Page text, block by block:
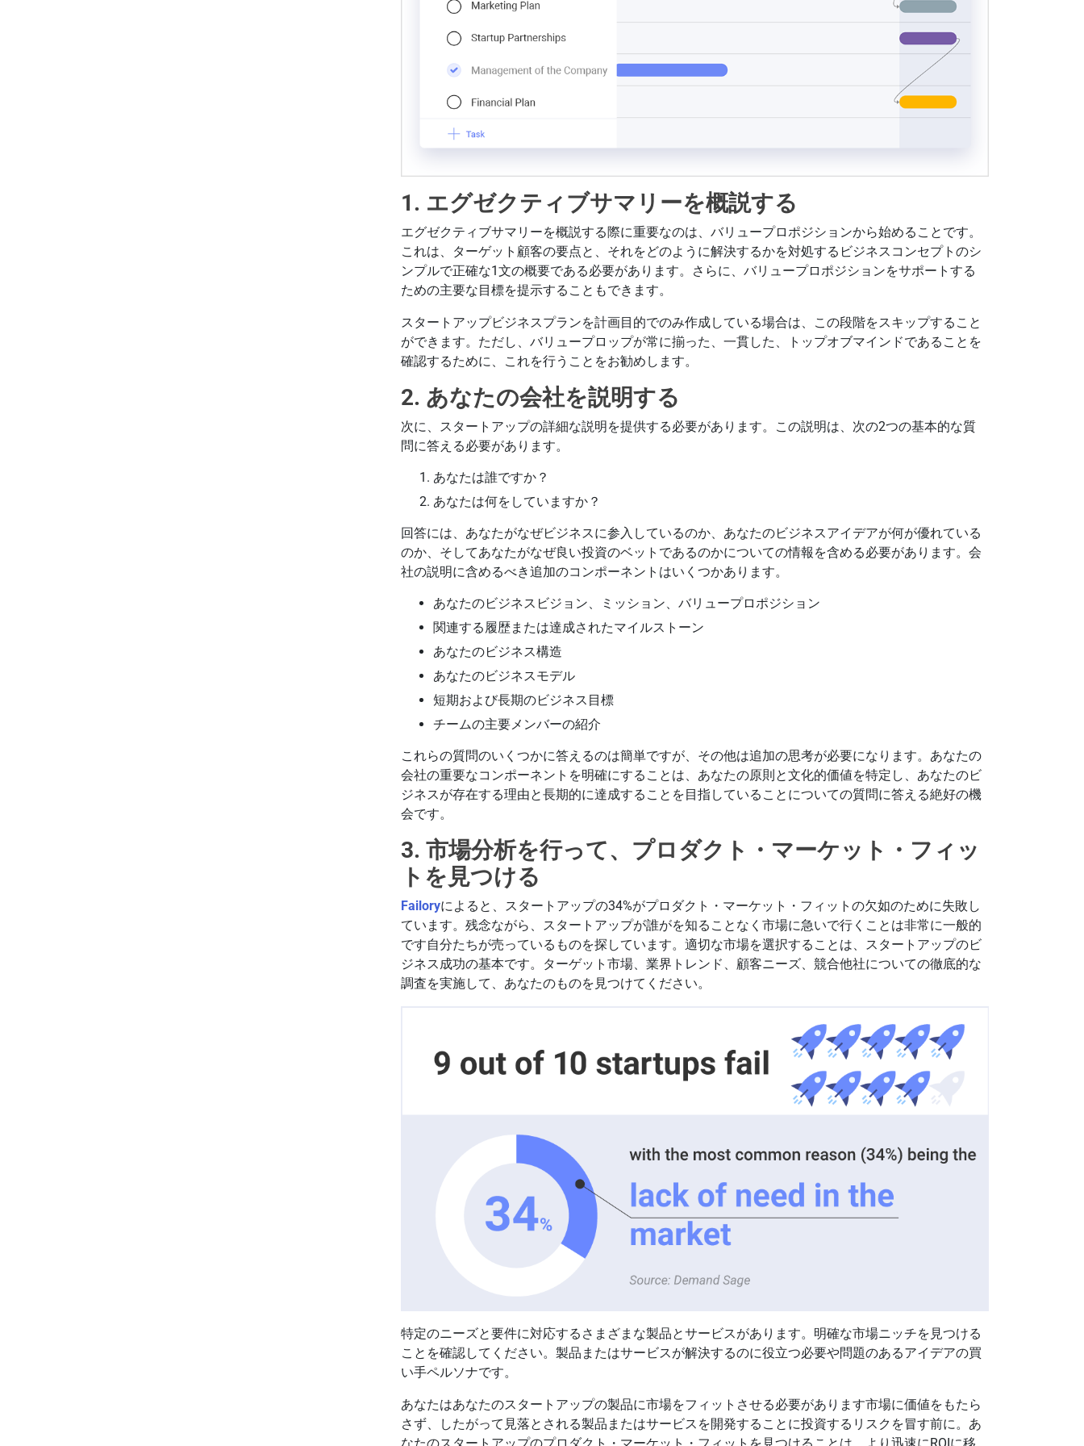
1. エグゼクティブサマリーを概説する
エグゼクティブサマリーを概説する際に重要なのは、バリュープロポジションから始めることです。
これは、ターゲット顧客の要点と、それをどのように解決するかを対処するビジネスコンセプトのシ
ンプルで正確な1文の概要である必要があります。さらに、バリュープロポジションをサポートする
ための主要な目標を提示することもできます。
スタートアップビジネスプランを計画目的でのみ作成している場合は、この段階をスキップすること
ができます。ただし、バリュープロップが常に揃った、一貫した、トップオブマインドであることを
確認するために、これを行うことをお勧めします。
2. あなたの会社を説明する
次に、スタートアップの詳細な説明を提供する必要があります。この説明は、次の2つの基本的な質
問に答える必要があります。
あなたは誰ですか？
あなたは何をしていますか？
回答には、あなたがなぜビジネスに参入しているのか、あなたのビジネスアイデアが何が優れている
のか、そしてあなたがなぜ良い投資のベットであるのかについての情報を含める必要があります。会
社の説明に含めるべき追加のコンポーネントはいくつかあります。
あなたのビジネスビジョン、ミッション、バリュープロポジション
関連する履歴または達成されたマイルストーン
あなたのビジネス構造
あなたのビジネスモデル
短期および長期のビジネス目標
チームの主要メンバーの紹介
これらの質問のいくつかに答えるのは簡単ですが、その他は追加の思考が必要になります。あなたの
会社の重要なコンポーネントを明確にすることは、あなたの原則と文化的価値を特定し、あなたのビ
ジネスが存在する理由と長期的に達成することを目指していることについての質問に答える絶好の機
会です。
3. 市場分析を行って、プロダクト・マーケット・フィッ
トを見つける
Failoryによると、スタートアップの34%がプロダクト・マーケット・フィットの欠如のために失敗し
ています。残念ながら、スタートアップが誰がを知ることなく市場に急いで行くことは非常に一般的
です自分たちが売っているものを探しています。適切な市場を選択することは、スタートアップのビ
ジネス成功の基本です。ターゲット市場、業界トレンド、顧客ニーズ、競合他社についての徹底的な
調査を実施して、あなたのものを見つけてください。
特定のニーズと要件に対応するさまざまな製品とサービスがあります。明確な市場ニッチを見つける
ことを確認してください。製品またはサービスが解決するのに役立つ必要や問題のあるアイデアの買
い手ペルソナです。
あなたはあなたのスタートアップの製品に市場をフィットさせる必要があります市場に価値をもたら
さず、したがって見落とされる製品またはサービスを開発することに投資するリスクを冒す前に。あ